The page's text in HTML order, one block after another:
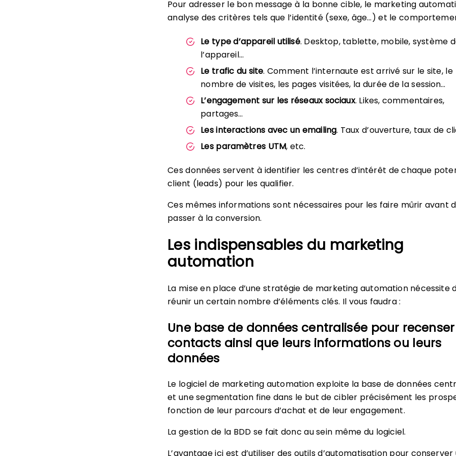
Pour adresser le bon message à la bonne cible, le marketing
analyse des critères tels que l’identité (sexe, âge…) et le
Le type d’appareil utilisé. Desktop, tablette, mobile, système
l’appareil…
Le trafic du site. Comment l’internaute est arrivé sur le site, le
nombre de visites, les pages visitées, la durée de la session…
L’engagement sur les réseaux sociaux. Likes, commentaires,
partages…
Les interactions avec un emailing. Taux d’ouverture, taux de
Les paramètres UTM, etc.
Ces données servent à identifier les centres d’intérêt de chaque
client (leads) pour les qualifier.
Ces mêmes informations sont nécessaires pour les faire mûrir avant
passer à la conversion.
Les indispensables du marketing
automation
La mise en place d’une stratégie de marketing automation nécessite
réunir un certain nombre d’éléments clés. Il vous faudra :
Une base de données centralisée pour
contacts ainsi que leurs informations ou leurs
données
Le logiciel de marketing automation exploite la base de données
et une segmentation fine dans le but de cibler précisément les
fonction de leur parcours d’achat et de leur engagement.
La gestion de la BDD se fait donc au sein même du logiciel.
L’avantage ici est d’utiliser des outils d’automatisation pour conserver